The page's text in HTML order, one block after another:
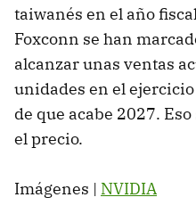
taiwanés en el año
Foxconn se han
alcanzar unas ventas
unidades en el
de que acabe 2027.
el precio.
Imágenes | NVIDIA